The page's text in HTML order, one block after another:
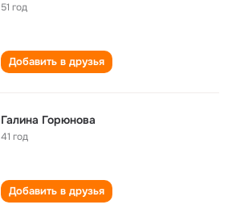
51 год
Добавить в друзья
Галина Горюнова
41 год
Добавить в друзья